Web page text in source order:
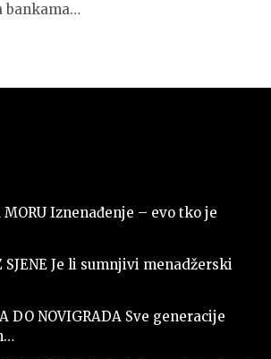
bankama…
MORU Iznenađenje – evo tko je
SJENE Je li sumnjivi menadžerski
DO NOVIGRADA Sve generacije